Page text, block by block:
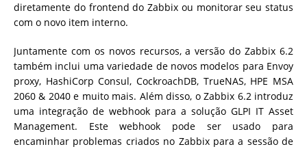
diretamente do frontend do Zabbix ou monitorar seu status
com o novo item interno.
Juntamente com os novos recursos, a versão do Zabbix 6.2
também inclui uma variedade de novos modelos para Envoy
proxy, HashiCorp Consul, CockroachDB, TrueNAS, HPE MSA
2060 & 2040 e muito mais. Além disso, o Zabbix 6.2 introduz
uma integração de webhook para a solução GLPI IT Asset
Management. Este webhook pode ser usado para
encaminhar problemas criados no Zabbix para a sessão de